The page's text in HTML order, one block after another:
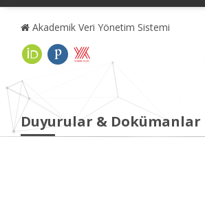
Akademik Veri Yönetim Sistemi
Duyurular & Dokümanlar